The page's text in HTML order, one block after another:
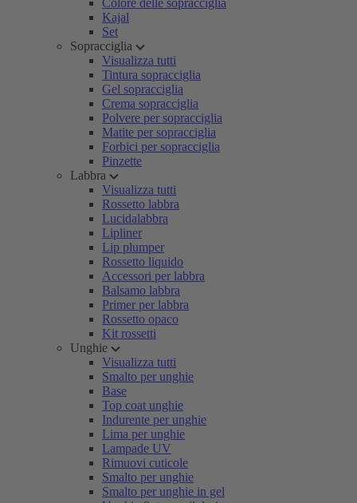
Colore delle sopracciglia
Kajal
Set
Sopracciglia
Visualizza tutti
Tintura sopracciglia
Gel sopracciglia
Crema sopracciglia
Polvere per sopracciglia
Matite per sopracciglia
Forbici per sopracciglia
Pinzette
Labbra
Visualizza tutti
Rossetto labbra
Lucidalabbra
Lipliner
Lip plumper
Rossetto liquido
Accessori per labbra
Balsamo labbra
Primer per labbra
Rossetto opaco
Kit rossetti
Unghie
Visualizza tutti
Smalto per unghie
Base
Top coat unghie
Indurente per unghie
Lima per unghie
Lampade UV
Rimuovi cuticole
Smalto per unghie
Smalto per unghie in gel